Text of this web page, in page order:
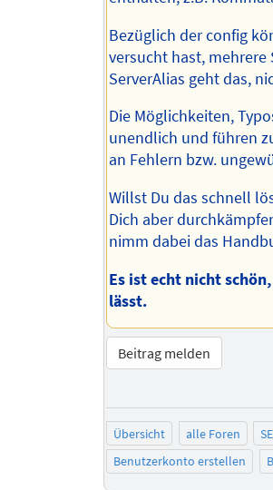
Bezüglich der config
versucht hast, mehrere
ServerAlias geht das,
Die Möglichkeiten,
unendlich und führen
an Fehlern bzw.
Willst Du das schnell
Dich aber
nimm dabei das
Es ist echt nicht
lässt.
Beitrag melden
Übersicht alle Foren
Benutzerkonto erstellen